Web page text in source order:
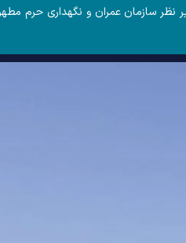
سازمان عمران و نگهداری حرم